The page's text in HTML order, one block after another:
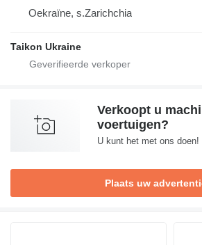
Oekraïne, s.Zarichchia
Taikon Ukraine
Verkoopt u
voertuigen?
U kunt het met ons doen!
Plaats uw